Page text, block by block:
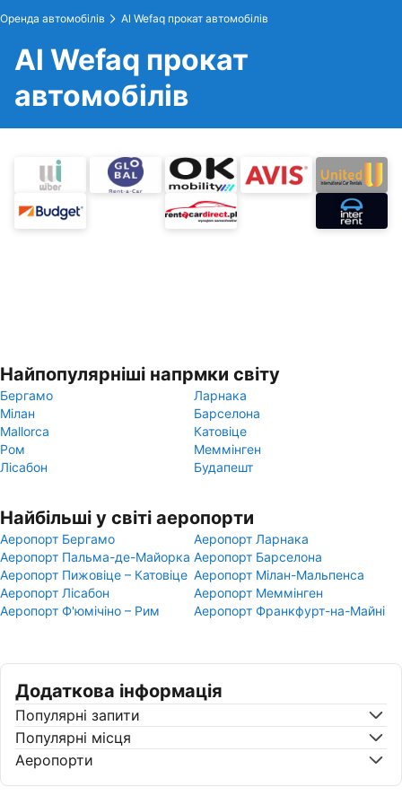
Оренда автомобілів Al Wefaq прокат автомобілів
Al Wefaq прокат
автомобілів
Найпопулярніші напрмки світу
Бергамо
Ларнака
Мілан
Барселона
Mallorca
Катовіце
Ром
Меммінген
Лісабон
Будапешт
Найбільші у світі аеропорти
Аеропорт Бергамо
Аеропорт Ларнака
Аеропорт Пальма-де-Майорка Аеропорт Барселона
Аеропорт Пижовіце – Катовіце Аеропорт Мілан-Мальпенса
Аеропорт Лісабон
Аеропорт Меммінген
Аеропорт Ф'юмічіно – Рим
Аеропорт Франкфурт-на-Майні
Додаткова інформація
Популярні запити
Популярні місця
Аеропорти